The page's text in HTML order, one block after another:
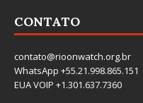
CONTATO
contato@rioonwatch.org.br
WhatsApp +55.21.998.865.151
EUA VOIP +1.301.637.7360